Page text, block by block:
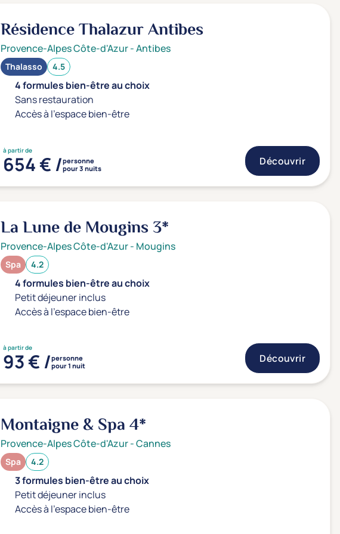
Résidence Thalazur Antibes
Provence-Alpes Côte-d'Azur-Antibes
Thalasso 4.5
4 formules bien-être au choix
Sans restauration
Accès à l'espace bien-être
à partir de
654 € /personne
pour 3 nuits
Découvrir
La Lune de Mougins3*
Provence-Alpes Côte-d'Azur- Mougins
Spa 4.2
4 formules bien-être au choix
Petit déjeuner inclus
Accès à l'espace bien-être
à partir de
93 € /personne
pour 1 nuit
Découvrir
Montaigne & Spa4*
Provence-Alpes Côte-d'Azur-Cannes
Spa 4.2
3 formules bien-être au choix
Petit déjeuner inclus
Accès à l'espace bien-être